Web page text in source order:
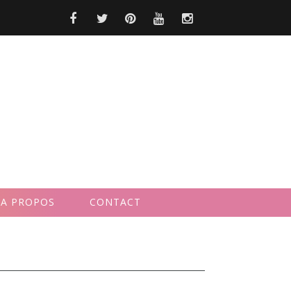
A PROPOS CONTACT